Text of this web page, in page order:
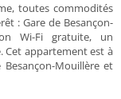
toutes commodités
: Gare de Besançon-
Wi-Fi gratuite, un
Cet appartement est à
Mouillère et